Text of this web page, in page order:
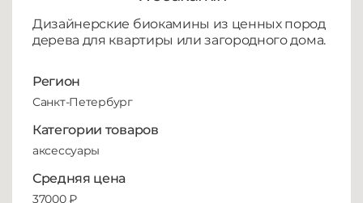
Дизайнерские биокамины из ценных пород
дерева для квартиры или загородного дома.
Регион
Санкт-Петербург
Категории товаров
аксессуары
Средняя цена
37000 ₽